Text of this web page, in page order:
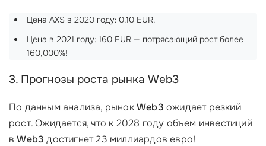
Цена AXS в 2020 году: 0.10 EUR.
Цена в 2021 году: 160 EUR — потрясающий рост более
160,000%!
3. Прогнозы роста рынка Web3
По данным анализа, рынокWeb3 ожидает резкий
рост. Ожидается, что к 2028 году объем инвестиций
вWeb3 достигнет 23 миллиардов евро!